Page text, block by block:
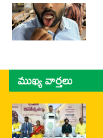
ముఖ్య వార్తలు